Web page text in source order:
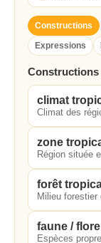
Constructions
Expressions
Constructions
climat
Climat des
zone
Région située
forêt
Milieu
faune /
Espèces